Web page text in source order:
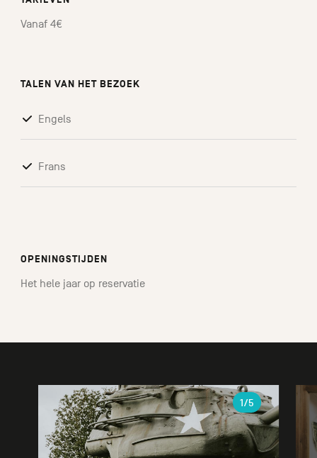
Vanaf 4€
TALEN VAN HET BEZOEK
Engels
Frans
OPENINGSTIJDEN
Het hele jaar op reservatie
1/5